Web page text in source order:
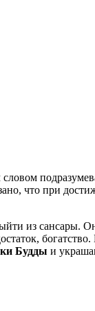
что при
из сансары.
богатство.
Будды и